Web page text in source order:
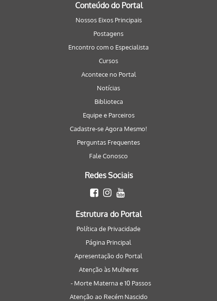
Conteúdo do Portal
Nossos Eixos Principais
Postagens
Encontro com o Especialista
Cursos
Acontece no Portal
Notícias
Biblioteca
Equipe e Parceiros
Cadastre-se Agora Mesmo!
Perguntas Frequentes
Fale Conosco
Redes Sociais
Estrutura do Portal
Política de Privacidade
Página Principal
Apresentação do Portal
Atenção às Mulheres
- Morte Materna e 10 Passos
Atenção ao Recém Nascido